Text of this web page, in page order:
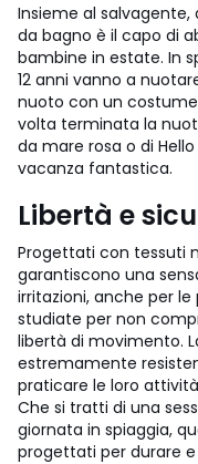
Insieme al
da bagno è il capo di
bambine in estate. In
12 anni vanno a
nuoto con un
volta terminata la
da mare rosa o di
vacanza fantastica.
Libertà e
Progettati con tessuti
garantiscono una
irritazioni, anche per le
studiate per non
libertà di movimento.
estremamente
praticare le loro
Che si tratti di una
giornata in spiaggia,
progettati per durare